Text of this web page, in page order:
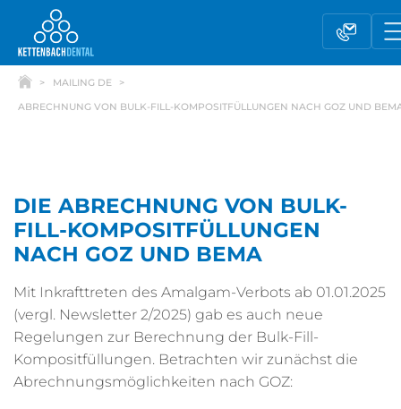
Telesales Außendienst
Fachhandel Kontaktformular
MAILING DE
ABRECHNUNG VON BULK-FILL-KOMPOSITFÜLLUNGEN NACH GOZ UND
DIE ABRECHNUNG VON BULK-
FILL-KOMPOSITFÜLLUNGEN
NACH GOZ UND BEMA
Mit Inkrafttreten des Amalgam-Verbots ab 01.01.2025
(vergl. Newsletter 2/2025) gab es auch neue
Regelungen zur Berechnung der Bulk-Fill-
Kompositfüllungen. Betrachten wir zunächst die
Abrechnungsmöglichkeiten nach GOZ: